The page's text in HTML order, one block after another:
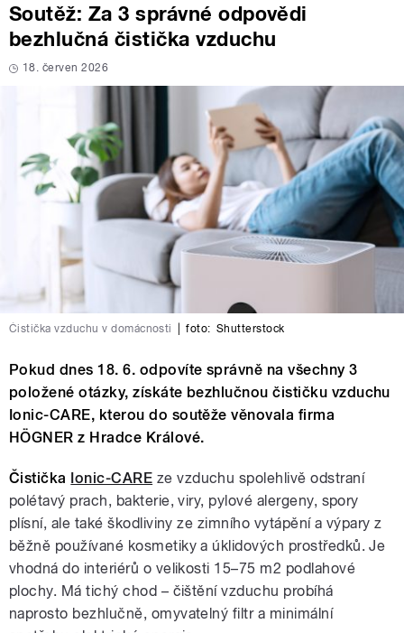
Soutěž: Za 3 správné odpovědi
bezhlučná čistička vzduchu
18. červen 2026
Čistička vzduchu v domácnosti foto: Shutterstock
Pokud dnes 18. 6. odpovíte správně na všechny 3
položené otázky, získáte bezhlučnou čističku vzduchu
Ionic-CARE, kterou do soutěže věnovala firma
HÖGNER z Hradce Králové.
Čistička Ionic-CARE ze vzduchu spolehlivě odstraní
polétavý prach, bakterie, viry, pylové alergeny, spory
plísní, ale také škodliviny ze zimního vytápění a výpary z
běžně používané kosmetiky a úklidových prostředků. Je
vhodná do interiérů o velikosti 15–75 m2 podlahové
plochy. Má tichý chod – čištění vzduchu probíhá
naprosto bezhlučně, omyvatelný filtr a minimální